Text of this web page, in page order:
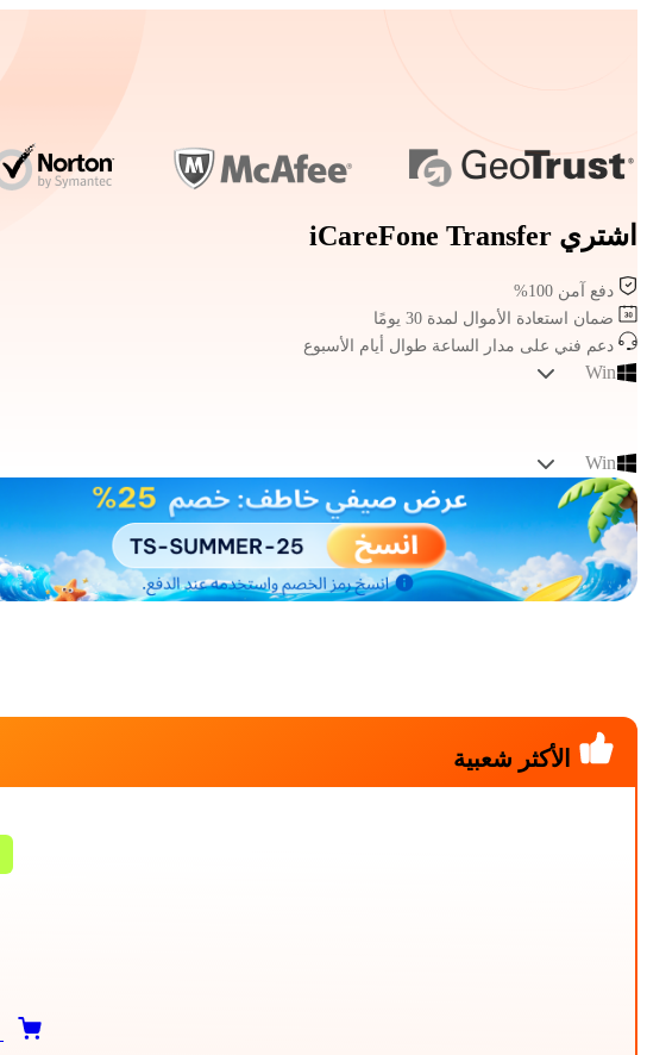
اشتري iCareFone Transfer
دفع آمن 100%
ضمان استعادة الأموال لمدة 30 يومًا
دعم فني على مدار الساعة طوال أيام الأسبوع
Win
Win
الأكثر شعبية